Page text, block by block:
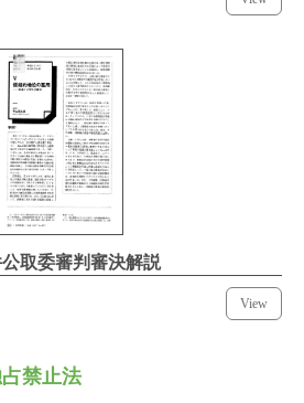
取委審判審決解説
View
禁止法